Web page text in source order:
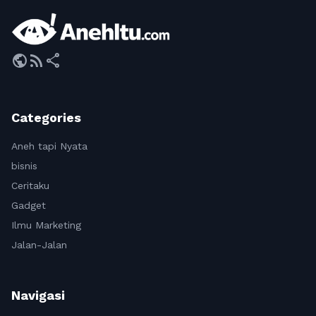
publicrss_feed share
Categories
Aneh tapi Nyata
bisnis
Ceritaku
Gadget
Ilmu Marketing
Jalan-Jalan
Navigasi